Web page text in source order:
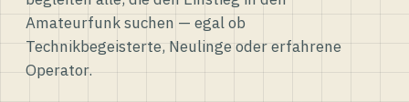
Amateurfunk suchen — egal ob
Technikbegeisterte, Neulinge oder erfahrene
Operator.